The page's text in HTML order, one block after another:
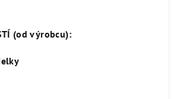
(od výrobcu):